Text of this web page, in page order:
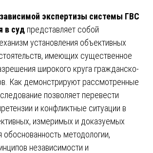
экспертизы системы ГВС
в суд представляет собой
установления объективных
имеющих существенное
широкого круга гражданско-
Как демонстрируют рассмотренные
позволяет перевести
и конфликтные ситуации в
измеримых и доказуемых
обоснованность методологии,
независимости и